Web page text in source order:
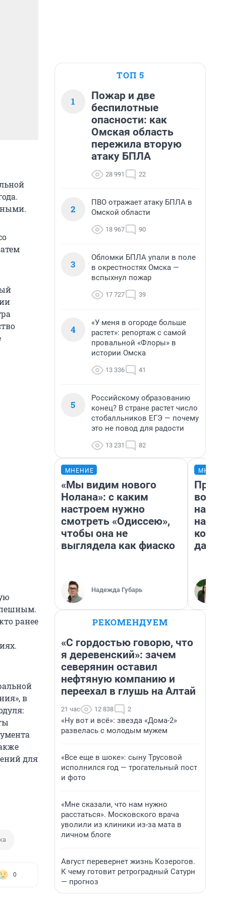
ранее
в
для
0
ТОП 5
1
Пожар и две
беспилотные
опасности: как
Омская область
пережила вторую
атаку БПЛА
28 991 22
2
ПВО отражает атаку БПЛА в
Омской области
18 967 90
3
Обломки БПЛА упали в поле
в окрестностях Омска —
вспыхнул пожар
17 727 39
4
«У меня в огороде больше
растет»: репортаж с самой
провальной «Флоры» в
истории Омска
13 336 41
5
Российскому образованию
конец? В стране растет число
стобалльников ЕГЭ — почему
это не повод для радости
13 231 82
МНЕНИЕ
«Мы видим нового
Нолана»: с каким
настроем нужно
смотреть «Одиссею»,
чтобы она не
выглядела как фиаско
Надежда Губарь
нам
даже
РЕКОМЕНДУЕМ
«С гордостью говорю, что
я деревенский»: зачем
северянин оставил
нефтяную компанию и
переехал в глушь на Алтай
21 час 12 838 2
«Ну вот и всё»: звезда «Дома-2»
развелась с молодым мужем
«Все еще в шоке»: сыну Трусовой
исполнился год — трогательный пост
и фото
«Мне сказали, что нам нужно
расстаться». Московского врача
уволили из клиники из-за мата в
личном блоге
Август перевернет жизнь Козерогов.
К чему готовит ретроградный Сатурн
— прогноз